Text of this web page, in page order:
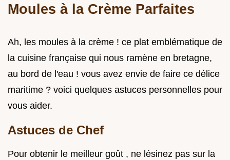
Moules à la Crème Parfaites
Ah, les moules à la crème ! ce plat emblématique de
la cuisine française qui nous ramène en bretagne,
au bord de l'eau ! vous avez envie de faire ce délice
maritime ? voici quelques astuces personnelles pour
vous aider.
Astuces de Chef
Pour obtenir le meilleur goût , ne lésinez pas sur la